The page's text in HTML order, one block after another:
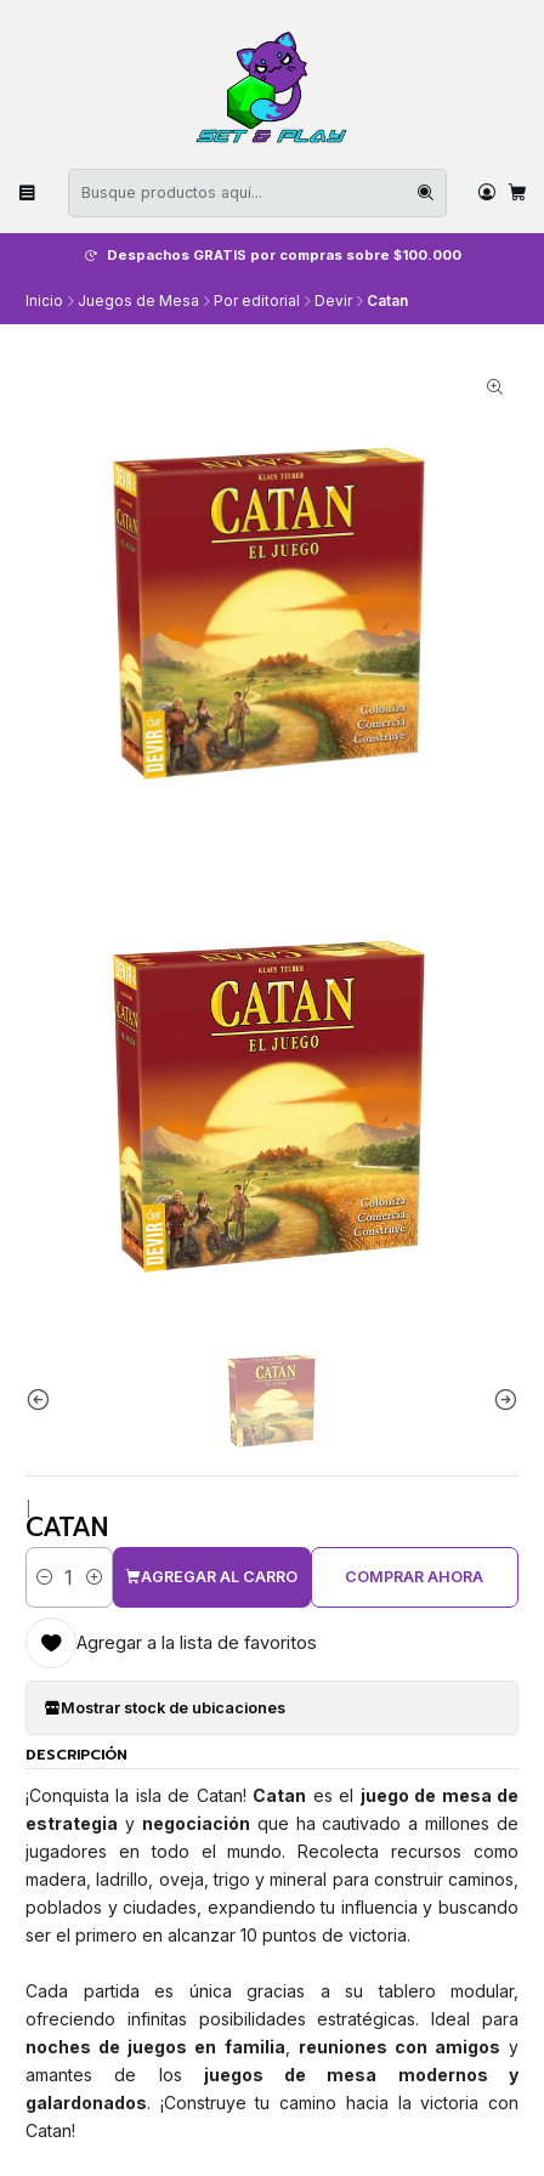
Despachos GRATIS por compras sobre $100.000
Inicio Juegos de Mesa Por editorial Devir Catan
CATAN
Cantidad
AGREGAR AL CARRO COMPRAR AHORA
Agregar a la lista de favoritos
Mostrar stock de ubicaciones
DESCRIPCIÓN
¡Conquista la isla de Catan! Catan es el juego de mesa de
estrategia y negociación que ha cautivado a millones de
jugadores en todo el mundo. Recolecta recursos como
madera, ladrillo, oveja, trigo y mineral para construir caminos,
poblados y ciudades, expandiendo tu influencia y buscando
ser el primero en alcanzar 10 puntos de victoria.
Cada partida es única gracias a su tablero modular,
ofreciendo infinitas posibilidades estratégicas. Ideal para
noches de juegos en familia
reuniones con amigos y
amantes de los juegos de mesa modernos y
galardonados. ¡Construye tu camino hacia la victoria con
Catan!